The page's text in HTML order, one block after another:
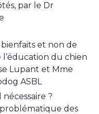
par le Dr
bienfaits et non de
l’éducation du chien
Lupant et Mme
ASBL
?
des